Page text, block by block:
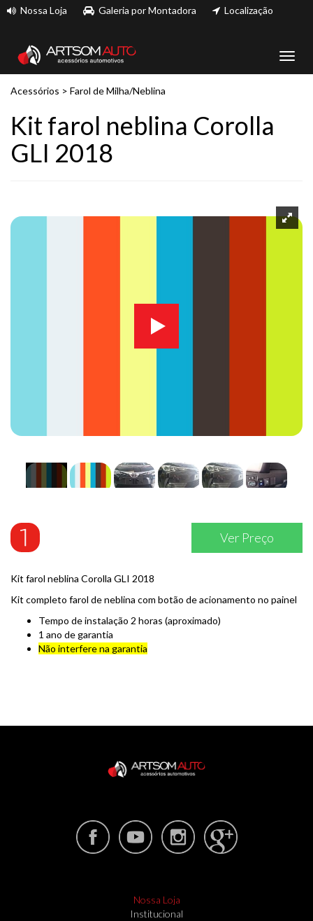
Nossa Loja Galeria por Montadora Localização
Acessórios > Farol de Milha/Neblina
Kit farol neblina Corolla
GLI 2018
Ver Preço
Kit farol neblina Corolla GLI 2018
Kit completo farol de neblina com botão de acionamento no painel
Tempo de instalação 2 horas (aproximado)
1 ano de garantia
Não interfere na garantia
Nossa Loja
Institucional